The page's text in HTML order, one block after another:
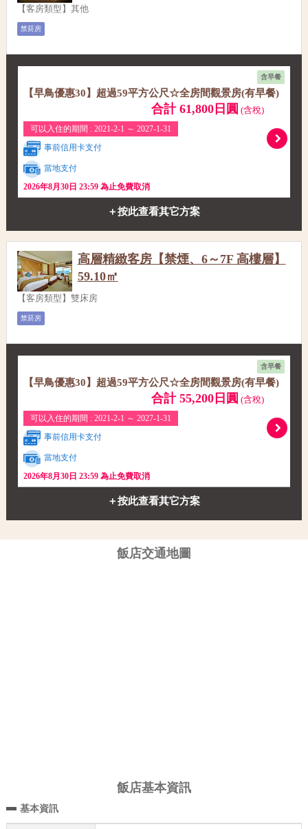
【客房類型】其他
禁菸房
含早餐
【早鳥優惠30】超過59平方公尺☆全房間觀景房(有早餐)
合計 61,800日圓 (含稅)
可以入住的期間 : 2021-2-1 ～ 2027-1-31
事前信用卡支付
當地支付
2026年8月30日 23:59 為止免費取消
＋按此查看其它方案
高層精緻客房【禁煙、6～7F 高樓層】
59.10㎡
【客房類型】雙床房
禁菸房
含早餐
【早鳥優惠30】超過59平方公尺☆全房間觀景房(有早餐)
合計 55,200日圓 (含稅)
可以入住的期間 : 2021-2-1 ～ 2027-1-31
事前信用卡支付
當地支付
2026年8月30日 23:59 為止免費取消
＋按此查看其它方案
飯店交通地圖
飯店基本資訊
基本資訊